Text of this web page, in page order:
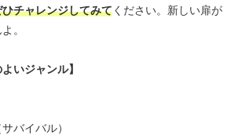
チャレンジしてみてください。新しい扉が
。
いジャンル】
バイバル）